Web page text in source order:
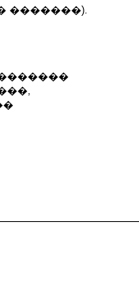
�������).